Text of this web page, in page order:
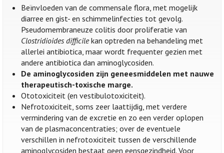
Beïnvloeden van de commensale flora, met mogelijk
diarree en gist- en schimmelinfecties tot gevolg.
Pseudomembraneuze colitis door proliferatie van
Clostridioides difficilekan optreden na behandeling met
allerlei antibiotica, maar wordt frequenter gezien met
andere antibiotica dan aminoglycosiden.
De aminoglycosiden zijn geneesmiddelen met nauwe
therapeutisch-toxische marge.
Ototoxiciteit (en vestibulotoxiciteit).
Nefrotoxiciteit, soms zeer laattijdig, met verdere
vermindering van de excretie en zo een verder oplopen
van de plasmaconcentraties; over de eventuele
verschillen in nefrotoxiciteit tussen de verschillende
aminoglycosiden bestaat geen eensgezindheid. Voor